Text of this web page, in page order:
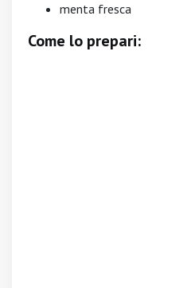
menta fresca
Come lo prepari: